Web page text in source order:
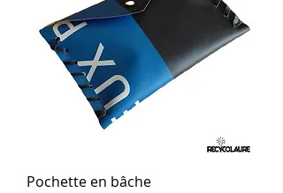
Pochette en bâche